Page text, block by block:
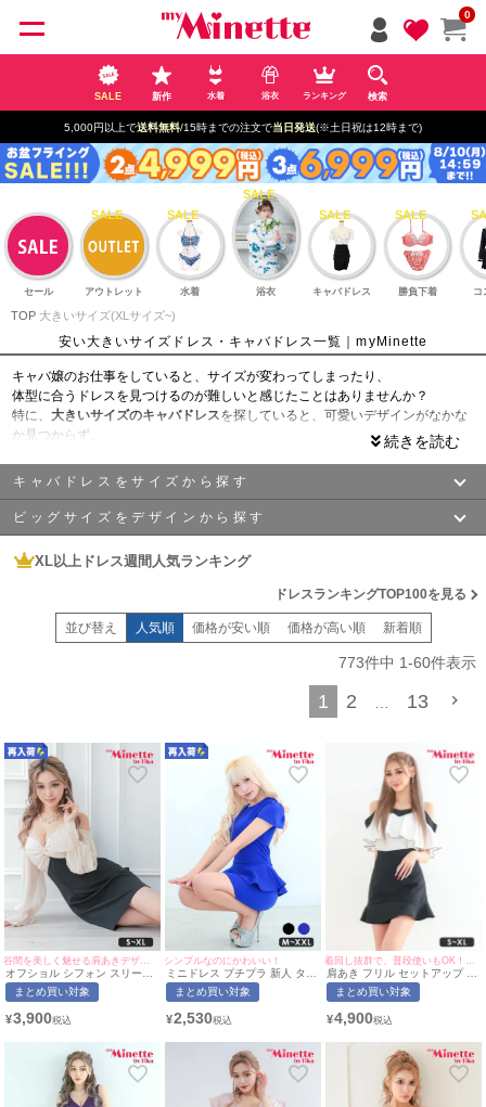
0
SALE 新作 水着 浴衣 ランキング 検索
5,000円以上で送料無料/15時までの注文で当日発送(※土日祝は12時まで)
セール アウトレット 水着 浴衣 キャバドレス 勝負下着 コ
TOP 大きいサイズ(XLサイズ~)
安い大きいサイズドレス・キャバドレス一覧｜myMinette
キャバ嬢のお仕事をしていると、サイズが変わってしまったり、
体型に合うドレスを見つけるのが難しいと感じたことはありませんか？
特に、大きいサイズのキャバドレスを探していると、可愛いデザインがなかな
か見つからず、
「可愛いドレスが欲しいけどサイズが合わない！」と悩んでいる方も多いこと
でしょう。
そんなあなたにぴったりのドレスがmyMinetteにはあります。
「大きいサイズのドレス」と聞くと、どうしても「動きにくい」「着心地が悪
い」
というイメージを持っている方もいるかもしれません。
でも、myMinetteのキャバドレスは違います!
ストレッチが効いた柔らかい生地を使用しているので、
体型にぴったりフィットしつつ、動きやすさも抜群。
長時間のお仕事でも、ストレスを感じることなく業務に集中することができま
ストレッチ素材は、体に優しくフィットし、ラインを綺麗に見せる効果もある
気になる部分をしっかりカバーしつつも、女性らしいシルエットを美しく引き
これなら「大きいサイズでも可愛く見えるドレス」が見つかること間違いな
し！
また、ドレスのデザインは、定番のものから最新のトレンドを取り入れたもの
まで幅広くラインナップ。
カラーバリエーションも豊富で、シンプルなデザインから華やかな装飾が施さ
れたデザインまで、
どんなスタイルにも対応しています。
さらに、デザイン性だけでなく、着る人を美しく見せるための
細部までこだわり抜いているので、
自信を持ってお仕事に臨むことができます。
可愛いデザインで、自分にぴったりのキャバドレスを見つけることで、
キャバ嬢のお仕事もさらに自信を持って楽しめるようになります。
自分のスタイルを美しく引き出し、華やかさをアップさせることで、
より多くのお客様に愛され、人気キャバ嬢へとステップアップすることができ
るでしょう。
myMinetteのドレスで、自分にぴったりの一着を見つけて、
毎日の仕事がもっと楽しく、もっと自信に満ちたものになります。
サイズやデザインの選び方に悩むことなく、あなたらしい美しいスタイルを作
り上げましょう！
キャバドレスをサイズから探す
Lサイズ
XLサイズ XXLサイズ
XXXXLサイズ
XXXXXLサイズ
ビッグサイズをデザインから探す
ミニドレス
コスプレ
XL以上ドレス週間人気ランキング
ドレスランキングTOP100を見る
並び替え 人気順 価格が安い順 価格が高い順 新着順
773件中 1-60件表示
1 2 13
オフショル シフォン スリーブ
タイト ミニドレス (せいせい着
用/S~XLサイズ対応)
まとめ買い対象
¥3,900
シンプルなのにかわいい！
ミニドレス プチプラ 新人 タイ
ト ペプラム セクシー 半袖 低
身長 谷間 青 キャバドレス (ひ
応) | myMinette/マイミネット
まとめ買い対象
¥2,530
肩あき フリル セットアップ 胸
元隠し バイカラー タイト ミニ
ドレス (あおぽん着用/S~XLサ
ネット
まとめ買い対象
¥4,900
ペー
ジト
ップ